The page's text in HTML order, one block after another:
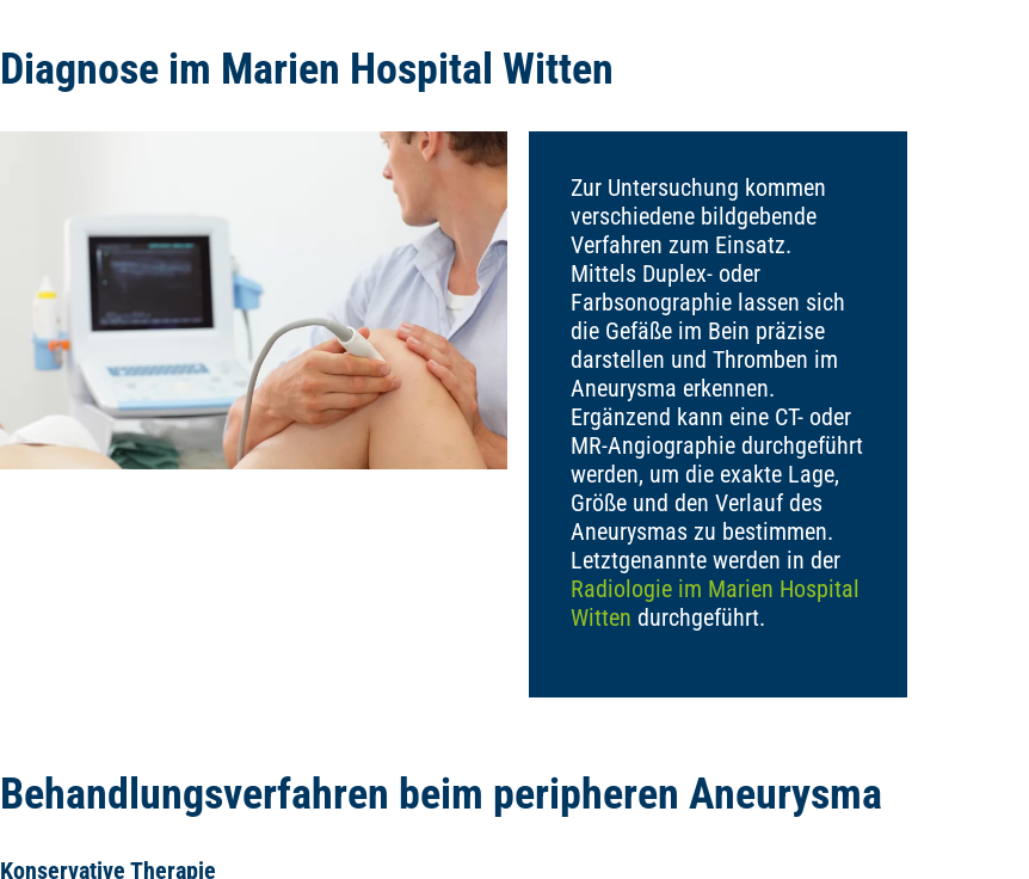
Diagnose im Marien Hospital Witten
Zur Untersuchung kommen
verschiedene bildgebende
Verfahren zum Einsatz.
Mittels Duplex- oder
Farbsonographie lassen sich
die Gefäße im Bein präzise
darstellen und Thromben im
Aneurysma erkennen.
Ergänzend kann eine CT- oder
MR-Angiographie durchgeführt
werden, um die exakte Lage,
Größe und den Verlauf des
Aneurysmas zu bestimmen.
Letztgenannte werden in der
Radiologie im Marien Hospital
Witten durchgeführt.
Behandlungsverfahren beim peripheren Aneurysma
Konservative Therapie